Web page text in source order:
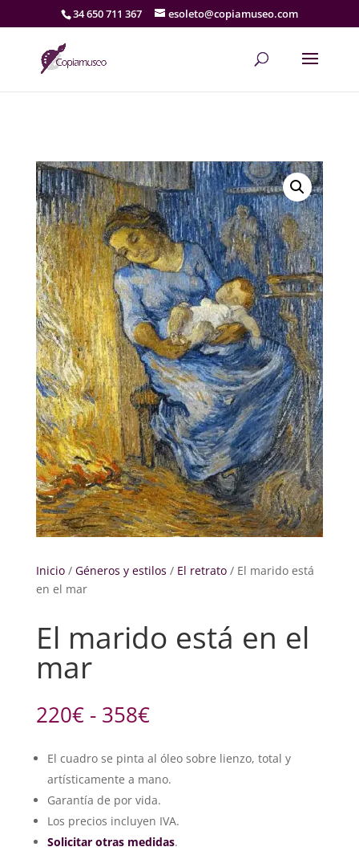
34 650 711 367 esoleto@copiamuseo.com
Inicio/ Géneros y estilos / El retrato/ El marido está
en el mar
El marido está en el
mar
220€ - 358€Rango
de
precios:
desde
220€
hasta
358€
El cuadro se pinta al óleo sobre lienzo, total y
artísticamente a mano.
Garantía de por vida.
Los precios incluyen IVA.
Solicitar otras medidas.